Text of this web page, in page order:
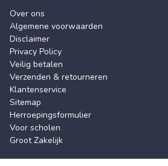
Over ons
Algemene voorwaarden
Disclaimer
Privacy Policy
Veilig betalen
Verzenden & retourneren
Klantenservice
Sitemap
Herroepingsformulier
Voor scholen
Groot Zakelijk